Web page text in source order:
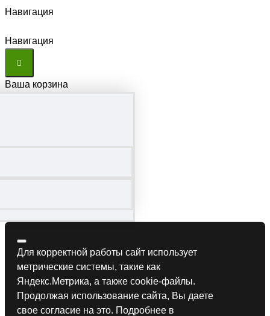
Навигация
Навигация
Ваша корзина
Для корректной работы сайт использует
метрические системы, такие как
Яндекс.Метрика, а также cookie-файлы.
Продолжая использование сайта, Вы даете
свое согласие на это. Подробнее в